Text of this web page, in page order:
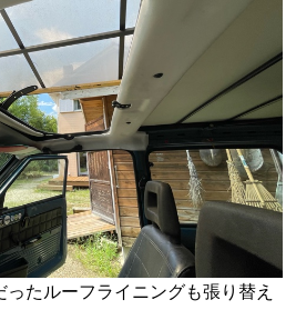
たルーフライニングも張り替え